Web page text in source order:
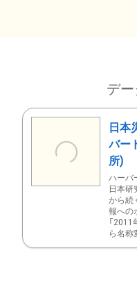
デ
日本
バー
所)
ハーバ
日本研
から続
報への
「
ら名称